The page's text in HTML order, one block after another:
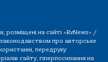
розміщені на сайті «RvNews» /
про авторське
передруку
сайту, гіперпосилання на